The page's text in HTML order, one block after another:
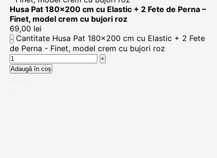
Husa Pat 180×200 cm cu Elastic + 2 Fete de Perna –
Finet, model crem cu bujori roz
69,00 lei
Cantitate Husa Pat 180x200 cm cu Elastic + 2 Fete
de Perna - Finet, model crem cu bujori roz
Adaugă în coș